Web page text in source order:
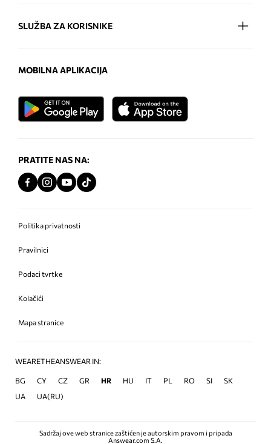
SLUŽBA ZA KORISNIKE
MOBILNA APLIKACIJA
PRATITE NAS NA:
Politika privatnosti
Pravilnici
Podaci tvrtke
Kolačići
Mapa stranice
WEARETHEANSWEAR IN:
BG CY CZ GR HR HU IT PL RO SI
SK
UA
UA(RU)
Sadržaj ove web stranice zaštićen je autorskim pravom i pripada
Answear.com S.A.